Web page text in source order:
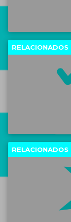
RELACIONADOS
RELACIONADOS